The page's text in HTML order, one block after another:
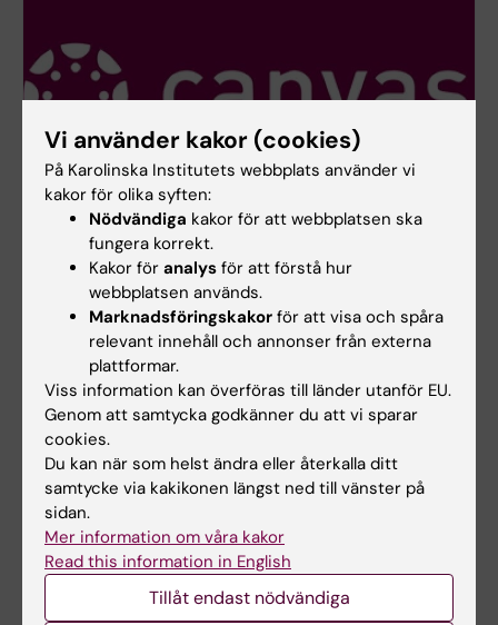
Lärplattformen Canvas
Logga in i Canvas
Lär dig använda Canvas i Canvas studentguide
Vi använder kakor (cookies)
På Karolinska Institutets webbplats använder vi
kakor för olika syften:
Nödvändiga kakor för att webbplatsen ska
fungera korrekt.
Kakor för analys för att förstå hur
webbplatsen används.
Marknadsföringskakor för att visa och spåra
relevant innehåll och annonser från externa
plattformar.
Viss information kan överföras till länder utanför EU.
Genom att samtycka godkänner du att vi sparar
cookies.
Du kan när som helst ändra eller återkalla ditt
samtycke via kakikonen längst ned till vänster på
sidan.
Mer information om våra kakor
Read this information in English
Tillåt endast nödvändiga